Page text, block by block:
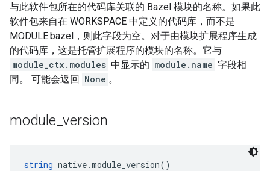
与此软件包所在的代码库关联的 Bazel 模块的名称。如果此
软件包来自在 WORKSPACE 中定义的代码库，而不是
MODULE.bazel，则此字段为空。对于由模块扩展程序生成
的代码库，这是托管扩展程序的模块的名称。它与
module_ctx.modules 中显示的 module.name 字段相
同。 可能会返回 None 。
module _version
string native.module_version()